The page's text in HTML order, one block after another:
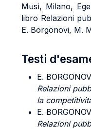
Musì, Milano,
libro Relazioni
E. Borgonovi, M.
Testi
E.
Relazioni
la
E.
Relazioni